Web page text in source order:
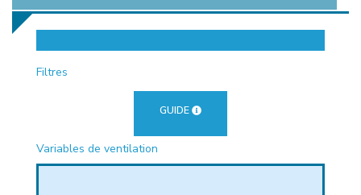
Filtres
GUIDE
Variables de ventilation